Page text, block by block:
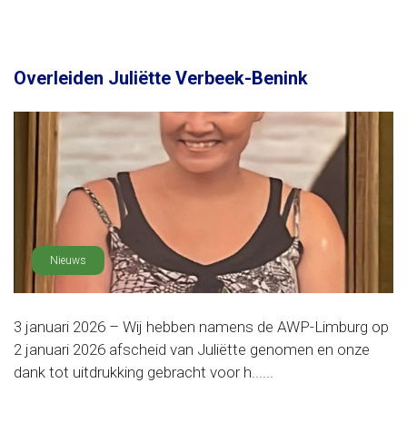
Overleiden Juliëtte Verbeek-Benink
Nieuws
3 januari 2026 – Wij hebben namens de AWP-Limburg op
2 januari 2026 afscheid van Juliëtte genomen en onze
dank tot uitdrukking gebracht voor h......